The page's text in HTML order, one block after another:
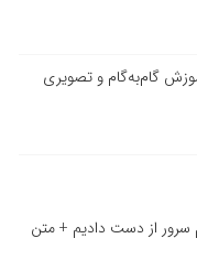
گام‌به‌گام و تصویری
سرور از دست دادیم + متن